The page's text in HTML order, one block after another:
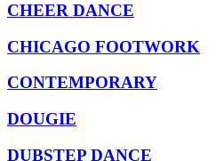
CHEER DANCE
CHICAGO FOOTWORK
CONTEMPORARY
DOUGIE
DUBSTEP DANCE